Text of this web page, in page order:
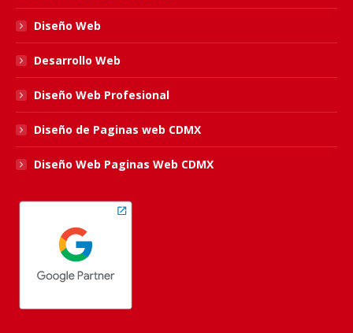
Diseño Web
Desarrollo Web
Diseño Web Profesional
Diseño de Paginas web CDMX
Diseño Web Paginas Web CDMX